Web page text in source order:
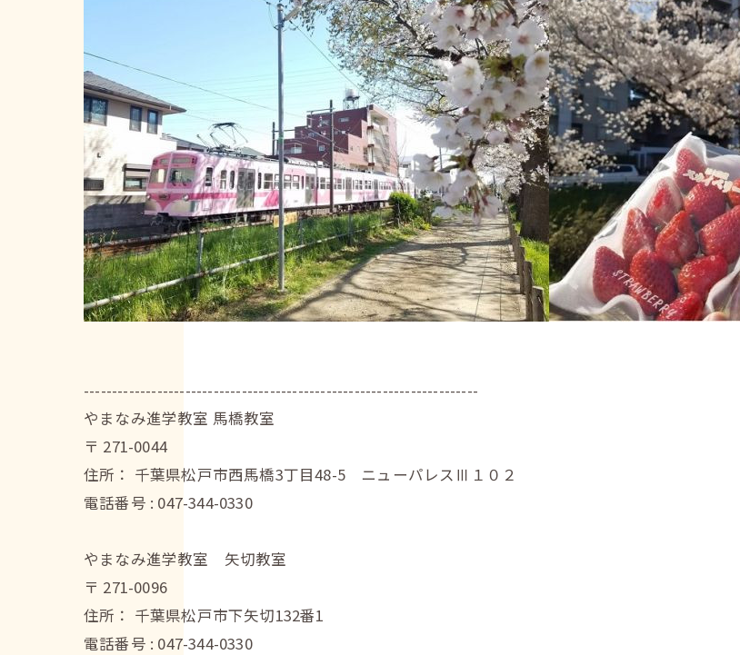
----------------------------------------------------------------------
やまなみ進学教室 馬橋教室
〒 271-0044
住所： 千葉県松戸市西馬橋3丁目48-5 ニューパレスⅢ１０２
電話番号 : 047-344-0330
やまなみ進学教室 矢切教室
〒 271-0096
住所： 千葉県松戸市下矢切132番1
電話番号 : 047-344-0330